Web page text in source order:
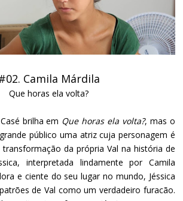
Camila Márdila
Que horas ela volta?
brilha em Que horas ela volta?, mas o
público uma atriz cuja personagem é
da própria Val na história de
interpretada lindamente por Camila
e ciente do seu lugar no mundo, Jéssica
de Val como um verdadeiro furacão.